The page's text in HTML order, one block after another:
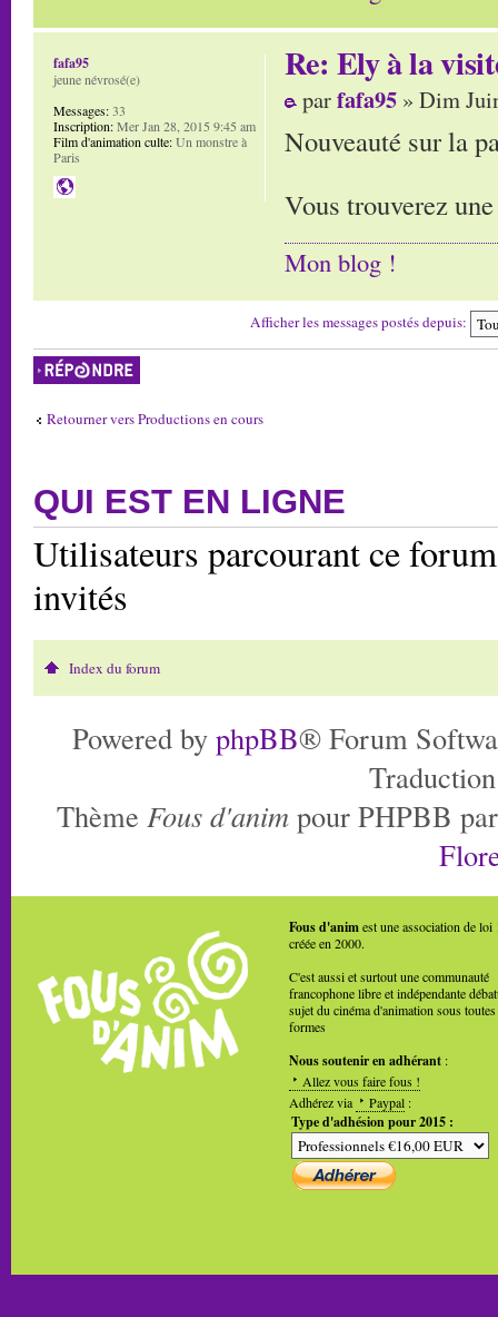
Re: Ely à la
parfafa95 » Dim
Nouveauté sur la
Vous trouverez
Mon blog !
fafa95
jeune névrosé(e)
Messages:33
Inscription:Mer Jan 28, 2015 9:45 am
Film d'animation culte:Un monstre à
Paris
Afficher les messages postés depuis:
Répondre
Retourner vers Productions en cours
QUI EST EN LIGNE
Utilisateurs parcourant ce
invités
Index du forum
Powered by phpBB® Forum
Thème Fous d'anim pour PHPBB
Fous d'animest une association de loi
créée en 2000.
C'est aussi et surtout une communauté
francophone libre et indépendante
sujet du cinéma d'animation sous toutes
formes
Nous soutenir en adhérant :
Allez vous faire fous !
Adhérez via
Paypal :
Type d'adhésion pour 2015 :